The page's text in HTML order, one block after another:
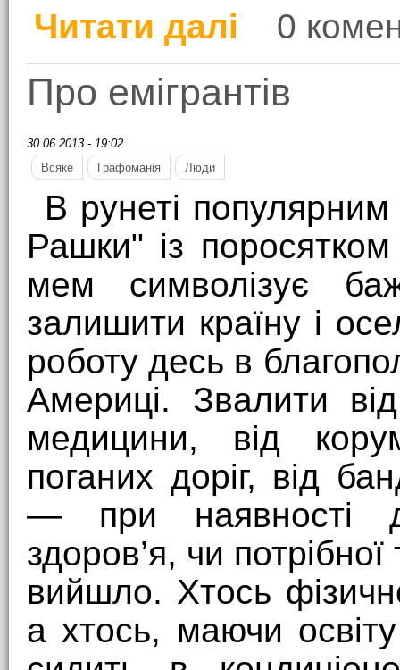
Читати далі
про Про енікей
0
Про емігрантів
30.06.2013 - 19:02
Всяке
Графоманія Люди
В рунеті
Рашки" із
мем символізує
залишити країну і
роботу десь в
Америці. Звалити
медицини, від
поганих доріг, від
— при наявності
здоров’я, чи
вийшло. Хтось
а хтось, маючи освіту